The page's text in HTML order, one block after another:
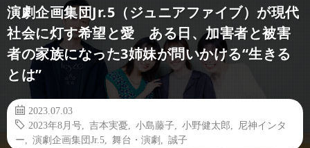
演劇企画集団Jr.5（ジュニアファイブ）が現代
社会に灯す希望と愛 ある日、加害者と被害
者の家族になった3姉妹が問いかける“生きる
とは”
2023.07.03
2023年8月号
吉本実憂 小島藤子 小野健太郎
尼神インタ
ー
演劇企画集団Jr.5 舞台・演劇 誠子